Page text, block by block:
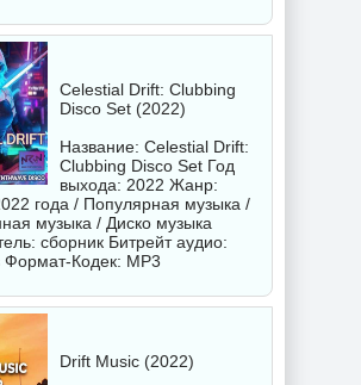
Celestial Drift: Clubbing
Disco Set (2022)
Название: Celestial Drift:
Clubbing Disco Set Год
выхода: 2022 Жанр:
года / Популярная музыка /
музыка / Диско музыка
сборник Битрейт аудио:
Формат-Кодек: MP3
Drift Music (2022)